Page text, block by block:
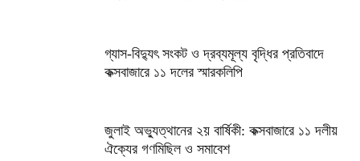
গ্যাস-বিদ্যুৎ সংকট ও দ্রব্যমূল্য বৃদ্ধির প্রতিবাদে
কক্সবাজারে ১১ দলের স্মারকলিপি
জুলাই অভ্যুত্থানের ২য় বার্ষিকী: কক্সবাজারে ১১ দলীয়
ঐক্যের গণমিছিল ও সমাবেশ